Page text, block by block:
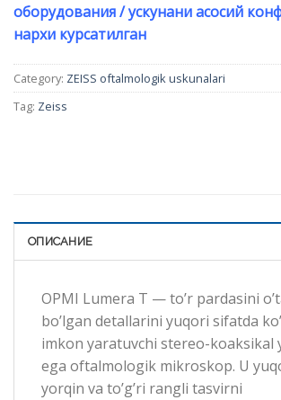
оборудования / ускунани асосий
нархи курсатилган
Category: ZEISS oftalmologik uskunalari
Tag: Zeiss
ОПИСАНИЕ
OPMI Lumera T — to’r pardasini
bo’lgan detallarini yuqori sifatda
imkon yaratuvchi stereo-koaksikal
ega oftalmologik mikroskop. U
yorqin va to’g’ri rangli tasvirni